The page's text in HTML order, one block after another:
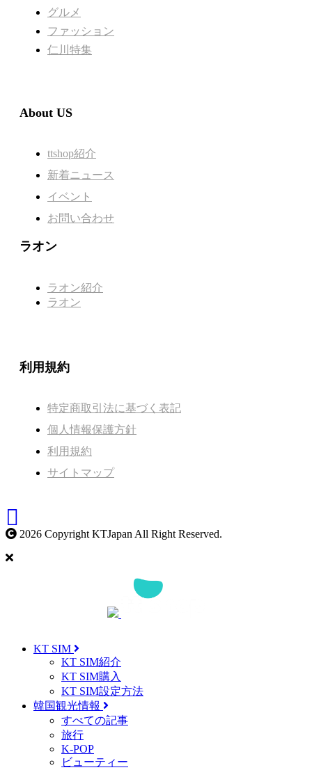
グルメ
ファッション
仁川特集
About US
ttshop紹介
新着ニュース
イベント
お問い合わせ
ラオン
ラオン紹介
ラオン
利用規約
特定商取引法に基づく表記
個人情報保護方針
利用規約
サイトマップ
2026 Copyright KTJapan All Right Reserved.
KT SIM
KT SIM紹介
KT SIM購入
KT SIM設定方法
韓国観光情報
すべての記事
旅行
K-POP
ビューティー